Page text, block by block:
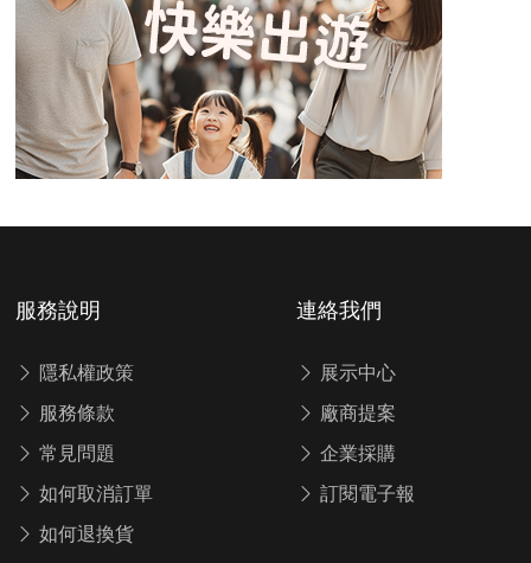
服務說明
隱私權政策
服務條款
常見問題
如何取消訂單
如何退換貨
連絡我們
展示中心
廠商提案
企業採購
訂閱電子報